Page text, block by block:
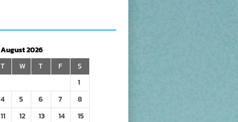
August 2026
T W T F
S
1
4 5 6 7
8
11 12 13 14
15